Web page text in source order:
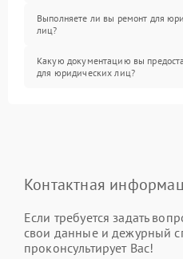
Выполняете ли вы ремонт для
лиц?
Какую документацию вы
для юридических лиц?
Контактная
Если требуется задать
свои данные и дежурный
проконсультирует Вас!